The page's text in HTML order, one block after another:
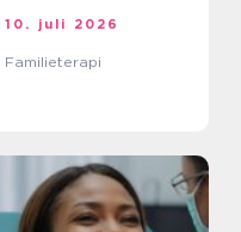
10. juli 2026
Familieterapi